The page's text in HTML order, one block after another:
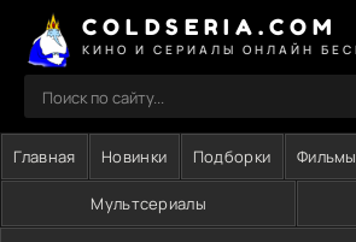
COLDSERIA.COM
Главная Новинки Подборки Фильмы
Мультсериалы